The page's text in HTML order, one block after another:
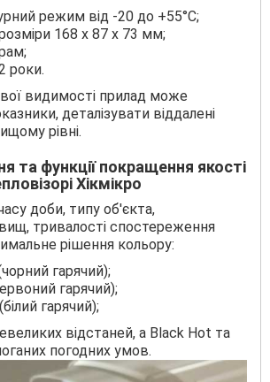
режим від -20 до +55°С;
168 х 87 х 73 мм;
роки.
видимості прилад може
деталізувати віддалені
рівні.
та функції покращення якості
Хікмікро
доби, типу об'єкта,
тривалості спостереження
рішення кольору:
гарячий);
гарячий);
гарячий);
відстаней, а Black Hot та
погодних умов.